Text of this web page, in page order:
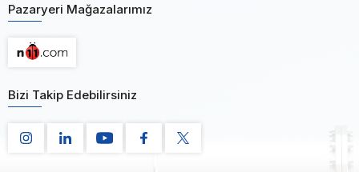
Pazaryeri Mağazalarımız
Bizi Takip Edebilirsiniz